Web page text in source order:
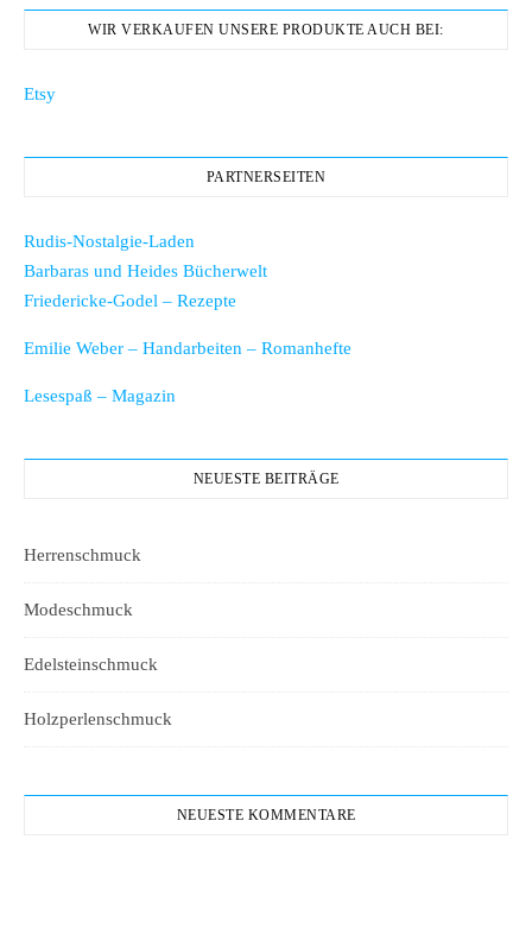
WIR VERKAUFEN UNSERE PRODUKTE AUCH BEI:
Etsy
PARTNERSEITEN
Rudis-Nostalgie-Laden
Barbaras und Heides Bücherwelt
Friedericke-Godel – Rezepte
Emilie Weber – Handarbeiten – Romanhefte
Lesespaß – Magazin
NEUESTE BEITRÄGE
Herrenschmuck
Modeschmuck
Edelsteinschmuck
Holzperlenschmuck
NEUESTE KOMMENTARE